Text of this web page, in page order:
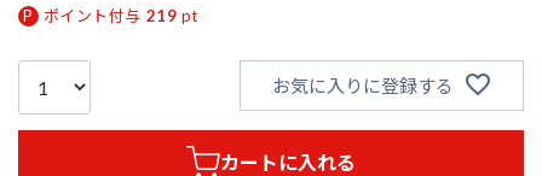
ポイント付与 219 pt
お気に入りに登録する
カートに入れる